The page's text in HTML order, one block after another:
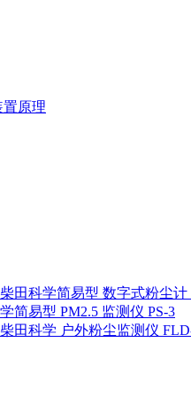
置原理
田科学简易型 数字式粉尘计
简易型 PM2.5 监测仪 PS-3
田科学 户外粉尘监测仪